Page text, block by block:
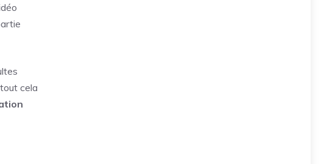
cela